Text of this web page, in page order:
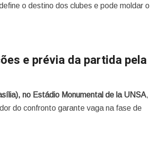
o destino dos clubes e pode moldar o
e prévia da partida pela
no Estádio Monumental de la UNSA,
do confronto garante vaga na fase de